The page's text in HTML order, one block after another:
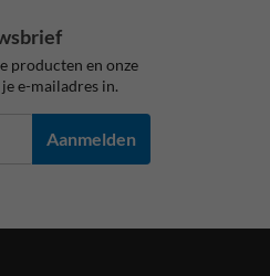
producten en onze
e-mailadres in.
Aanmelden